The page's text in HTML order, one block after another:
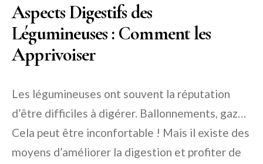
Aspects Digestifs des
Légumineuses : Comment les
Apprivoiser
Les légumineuses ont souvent la réputation
d’être difficiles à digérer. Ballonnements, gaz…
Cela peut être inconfortable ! Mais il existe des
moyens d’améliorer la digestion et profiter de